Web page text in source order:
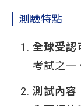
測驗特點
全球受認
考試之一
測試內容